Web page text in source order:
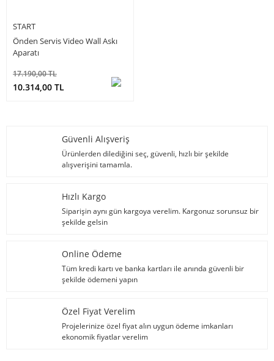
START
Önden Servis Video Wall Askı
Aparatı
17.190,00 TL
10.314,00 TL
Güvenli Alışveriş
Ürünlerden dilediğini seç, güvenli, hızlı bir şekilde
alışverişini tamamla.
Hızlı Kargo
Siparişin aynı gün kargoya verelim. Kargonuz sorunsuz bir
şekilde gelsin
Online Ödeme
Tüm kredi kartı ve banka kartları ile anında güvenli bir
şekilde ödemeni yapın
Özel Fiyat Verelim
Projelerinize özel fiyat alın uygun ödeme imkanları
ekonomik fiyatlar verelim